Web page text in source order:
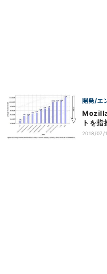
開発/エ
トを指
2018/07/